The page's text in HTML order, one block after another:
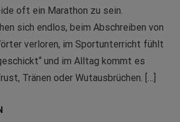
oft ein Marathon zu sein.
sich endlos, beim Abschreiben von
verloren, im Sportunterricht fühlt
und im Alltag kommt es
Tränen oder Wutausbrüchen. […]